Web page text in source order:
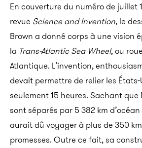
En couverture du numéro de juillet
revue Science and Invention, le
Brown a donné corps à une vision
la Trans-Atlantic Sea Wheel, ou
Atlantique. L’invention,
devait permettre de relier les États-
seulement 15 heures. Sachant que
sont séparés par 5 382 km
aurait dû voyager à plus de 350
promesses. Outre ce fait, sa